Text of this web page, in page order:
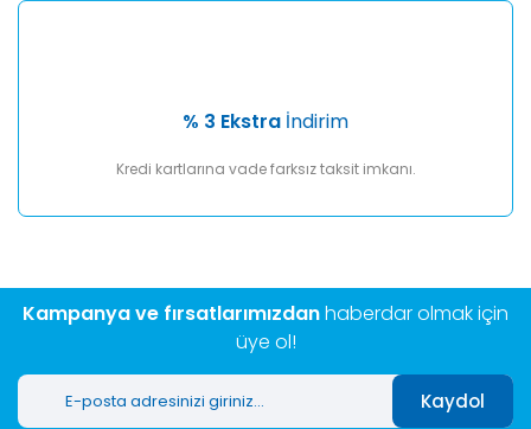
% 3 Ekstra İndirim
Kredi kartlarına vade farksız taksit imkanı.
Kampanya ve fırsatlarımızdanhaberdar olmak için
üye ol!
Kaydol